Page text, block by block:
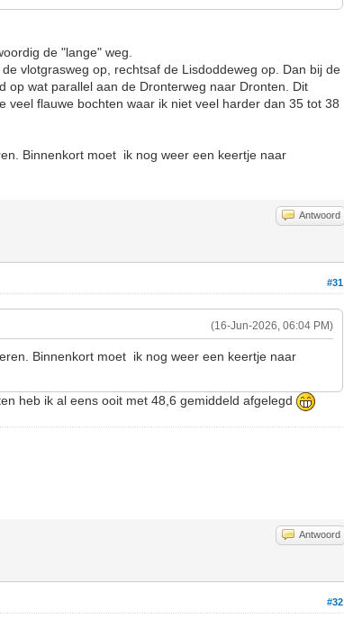
de "lange" weg.
vlotgrasweg op, rechtsaf de Lisdoddeweg op. Dan bij de
op wat parallel aan de Dronterweg naar Dronten. Dit
veel flauwe bochten waar ik niet veel harder dan 35 tot 38
Binnenkort moet ik nog weer een keertje naar
Antwoord
#31
(16-Jun-2026, 06:04 PM)
Binnenkort moet ik nog weer een keertje naar
heb ik al eens ooit met 48,6 gemiddeld afgelegd
Antwoord
#32